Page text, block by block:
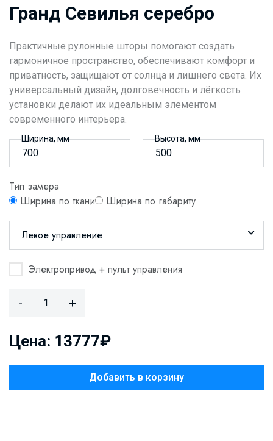
Гранд Севилья серебро
Практичные рулонные шторы помогают создать
гармоничное пространство, обеспечивают комфорт и
приватность, защищают от солнца и лишнего света. Их
универсальный дизайн, долговечность и лёгкость
установки делают их идеальным элементом
современного интерьера.
Ширина, мм Высота, мм
Тип замера
Ширина по ткани
Ширина по габариту
Левое управление
Электропривод + пульт управления
- +
Цена: 13777₽
Добавить в корзину